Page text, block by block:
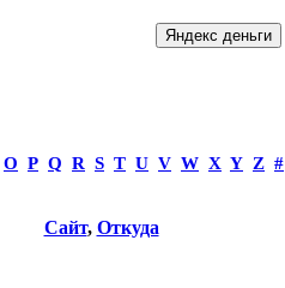
O P Q R S T U V W X Y Z #
Сайт, Откуда